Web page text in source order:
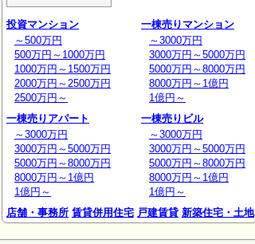
投資マンション
～500万円
500万円～1000万円
1000万円～1500万円
2000万円～2500万円
2500万円～
一棟売りアパート
～3000万円
3000万円～5000万円
5000万円～8000万円
8000万円～1億円
1億円～
一棟売りマンション
～3000万円
3000万円～5000万円
5000万円～8000万円
8000万円～1億円
1億円～
一棟売りビル
～3000万円
3000万円～5000万円
5000万円～8000万円
8000万円～1億円
1億円～
店舗・事務所 賃貸併用住宅 戸建賃貸 新築住宅・土地